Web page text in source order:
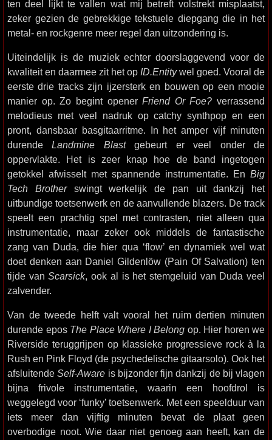
ten deel lijkt te vallen wat mij betreft volstrekt misplaatst,
zeker gezien de gebrekkige tekstuele diepgang die in het
metal- en rockgenre meer regel dan uitzondering is.
Uiteindelijk is de muziek echter doorslaggevend voor de
kwaliteit en daarmee zit het op ID.Entitywel goed. Vooral de
eerste drie tracks zijn ijzersterk en bouwen op een mooie
manier op. Zo begint openerFriend Or Foe? verrassend
melodieus met veel nadruk op catchy synthpop en een
pront, dansbaar basgitaarritme. In het amper vijf minuten
durendeLandmine Blastgebeurt er veel onder de
oppervlakte. Het is zeer knap hoe de band ingetogen
getokkel afwisselt met spannende instrumentatie. En Big
Tech Brotherswingt werkelijk de pan uit dankzij het
uitbundige toetsenwerk en de aanvullende blazers. De track
speelt een prachtig spel met contrasten, niet alleen qua
instrumentatie, maar zeker ook middels de fantastische
zang van Duda, die hier qua ‘flow’ en dynamiek wel wat
doet denken aan Daniel Gildenlöw (Pain Of Salvation) ten
tijde vanScarsick, ook al is het stemgeluid van Duda veel
zalvender.
Van de tweede helft valt vooral het ruim dertien minuten
durende epos The Place Where I Belong op. Hier horen we
Riverside teruggrijpen op klassieke progressieve rock à la
Rush en Pink Floyd (de psychedelische gitaarsolo). Ook het
afsluitendeSelf-Aware is bijzonder fijn dankzij de bij vlagen
bijna frivole instrumentatie, waarin een hoofdrol is
weggelegd voor ‘funky’ toetsenwerk. Met een speelduur van
iets meer dan vijftig minuten bevat de plaat geen
overbodige noot. Wie daar niet genoeg aan heeft, kan de